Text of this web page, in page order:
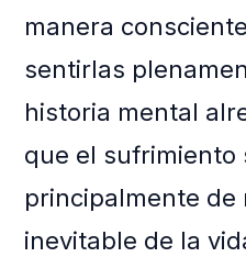
manera
sentirlas
historia mental
que el sufrimiento
principalmente
inevitable de la